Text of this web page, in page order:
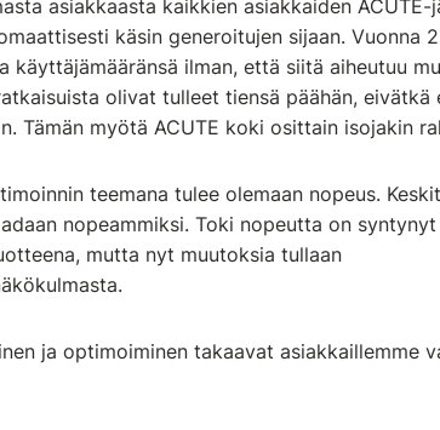
asiakkaasta kaikkien asiakkaiden ACUTE-
käsin generoitujen sijaan. Vuonna
käyttäjämääränsä ilman, että siitä aiheutuu
olivat tulleet tiensä päähän, eivätkä
Tämän myötä ACUTE koki osittain isojakin
teemana tulee olemaan nopeus.
nopeammiksi. Toki nopeutta on syntynyt
mutta nyt muutoksia tullaan
ja optimoiminen takaavat asiakkaillemme